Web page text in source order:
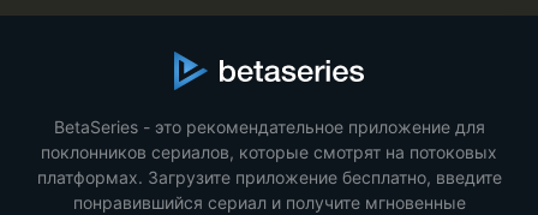
BetaSeries - это рекомендательное приложение для
поклонников сериалов, которые смотрят на потоковых
платформах. Загрузите приложение бесплатно, введите
понравившийся сериал и получите мгновенные